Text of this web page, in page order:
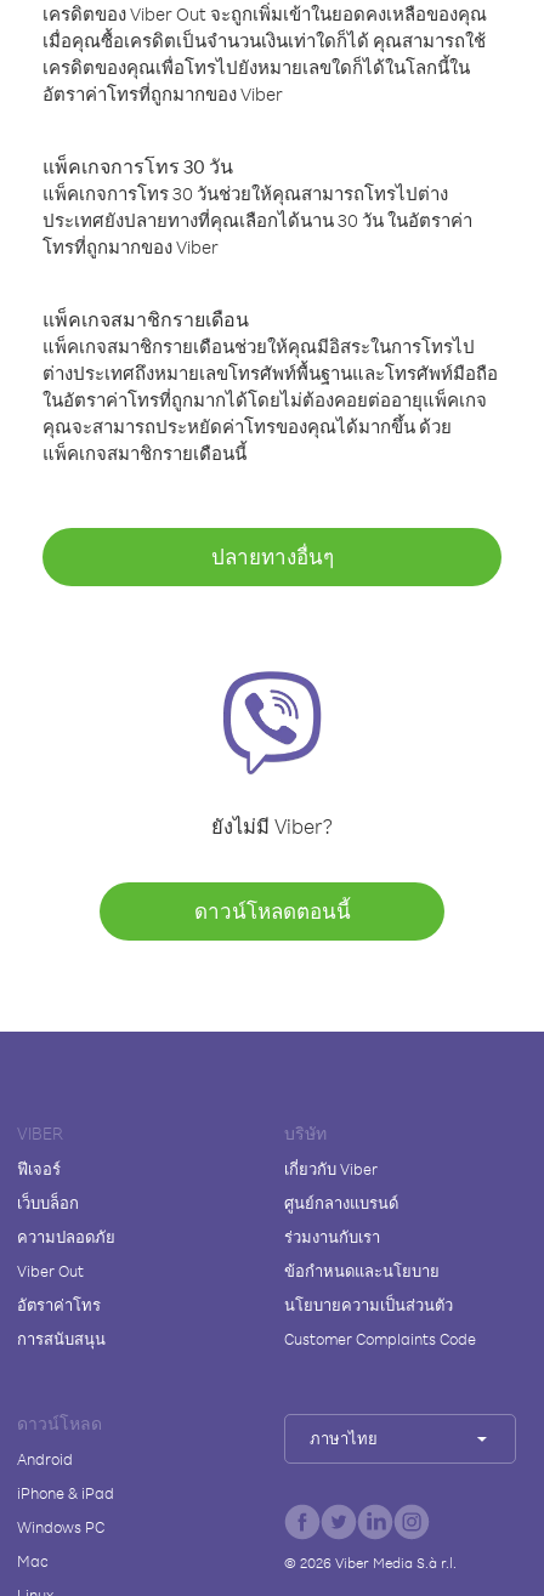
เครดิตของ Viber Out จะถูกเพิ่มเข้าในยอดคงเหลือของคุณ
เมื่อคุณซื้อเครดิตเป็นจำนวนเงินเท่าใดก็ได้ คุณสามารถใช้
เครดิตของคุณเพื่อโทรไปยังหมายเลขใดก็ได้ในโลกนี้ใน
อัตราค่าโทรที่ถูกมากของ Viber
แพ็คเกจการโทร 30 วัน
แพ็คเกจการโทร 30 วันช่วยให้คุณสามารถโทรไปต่าง
ประเทศยังปลายทางที่คุณเลือกได้นาน 30 วัน ในอัตราค่า
โทรที่ถูกมากของ Viber
แพ็คเกจสมาชิกรายเดือน
แพ็คเกจสมาชิกรายเดือนช่วยให้คุณมีอิสระในการโทรไป
ต่างประเทศถึงหมายเลขโทรศัพท์พื้นฐานและโทรศัพท์มือถือ
ในอัตราค่าโทรที่ถูกมากได้โดยไม่ต้องคอยต่ออายุแพ็คเกจ
คุณจะสามารถประหยัดค่าโทรของคุณได้มากขึ้น ด้วย
แพ็คเกจสมาชิกรายเดือนนี้
ปลายทางอื่นๆ
ยังไม่มี Viber?
ดาวน์โหลดตอนนี้
VIBER
ฟีเจอร์
เว็บบล็อก
ความปลอดภัย
Viber Out
อัตราค่าโทร
การสนับสนุน
บริษัท
เกี่ยวกับ Viber
ศูนย์กลางแบรนด์
ร่วมงานกับเรา
ข้อกำหนดและนโยบาย
นโยบายความเป็นส่วนตัว
Customer Complaints Code
ดาวน์โหลด
Android
iPhone & iPad
Windows PC
Mac
ภาษาไทย
© 2026Viber Media S.à r.l.